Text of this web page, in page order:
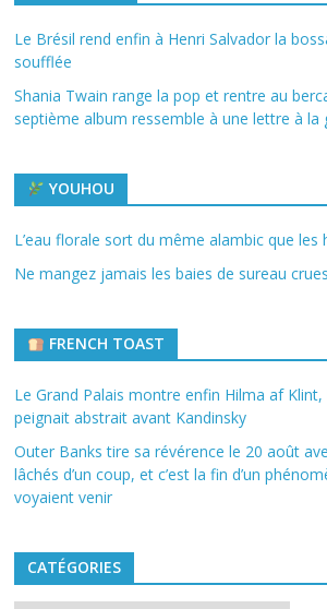
Le Brésil rend enfin à Henri Salvador la
soufflée
Shania Twain range la pop et rentre au
septième album ressemble à une lettre à la
YOUHOU
L’eau florale sort du même alambic que les
Ne mangez jamais les baies de sureau crues
FRENCH TOAST
Le Grand Palais montre enfin Hilma af Klint,
peignait abstrait avant Kandinsky
Outer Banks tire sa révérence le 20 août
lâchés d’un coup, et c’est la fin d’un
voyaient venir
CATÉGORIES